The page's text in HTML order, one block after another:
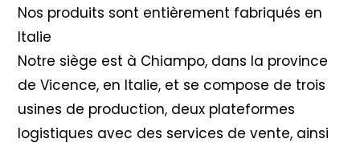
Nos produits sont entièrement fabriqués en
Italie
Notre siège est à Chiampo, dans la province
de Vicence, en Italie, et se compose de trois
usines de production, deux plateformes
logistiques avec des services de vente, ainsi